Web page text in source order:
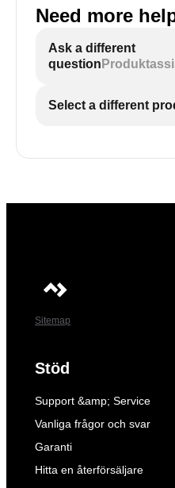
Need more
Ask a different
question
Select a different
Sitemap
Stöd
Support &amp; Service
Vanliga frågor och svar
Garanti
Hitta en återförsäljare